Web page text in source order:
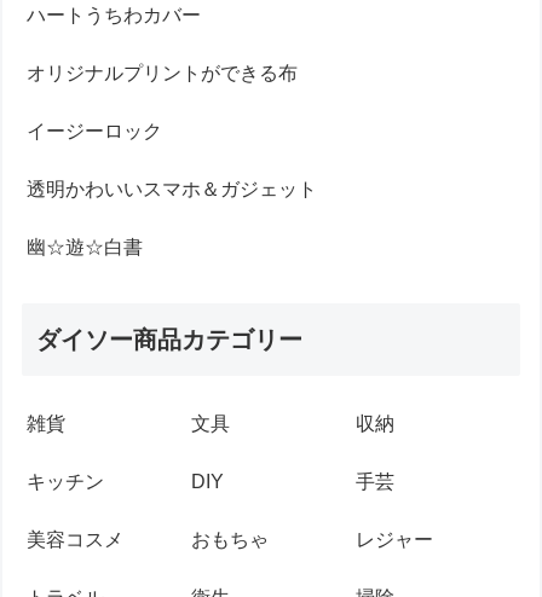
ハートうちわカバー
オリジナルプリントができる布
イージーロック
透明かわいいスマホ＆ガジェット
幽☆遊☆白書
ダイソー商品カテゴリー
雑貨 文具 収納
キッチン DIY 手芸
美容コスメ おもちゃ レジャー